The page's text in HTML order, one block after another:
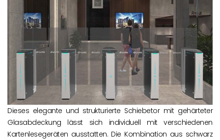
Dieses elegante und strukturierte Schiebetor mit gehärteter
Glasabdeckung lässt sich individuell mit verschiedenen
Kartenlesegeräten ausstatten. Die Kombination aus schwarz